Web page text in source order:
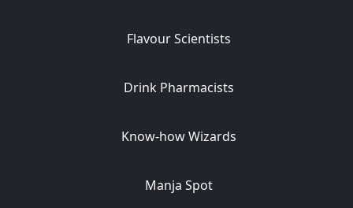
Flavour Scientists
Drink Pharmacists
Know-how Wizards
Manja Spot